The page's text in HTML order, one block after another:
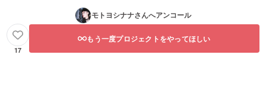
モトヨシナナさんへアンコール
17
もう一度プロジェクトをやってほしい